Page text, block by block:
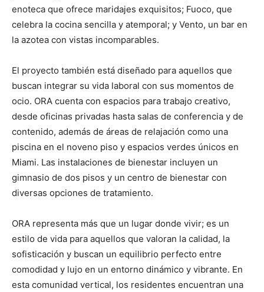
enoteca que ofrece maridajes exquisitos; Fuoco, que
celebra la cocina sencilla y atemporal; y Vento, un bar en
la azotea con vistas incomparables.
El proyecto también está diseñado para aquellos que
buscan integrar su vida laboral con sus momentos de
ocio. ORA cuenta con espacios para trabajo creativo,
desde oficinas privadas hasta salas de conferencia y de
contenido, además de áreas de relajación como una
piscina en el noveno piso y espacios verdes únicos en
Miami. Las instalaciones de bienestar incluyen un
gimnasio de dos pisos y un centro de bienestar con
diversas opciones de tratamiento.
ORA representa más que un lugar donde vivir; es un
estilo de vida para aquellos que valoran la calidad, la
sofisticación y buscan un equilibrio perfecto entre
comodidad y lujo en un entorno dinámico y vibrante. En
esta comunidad vertical, los residentes encuentran una